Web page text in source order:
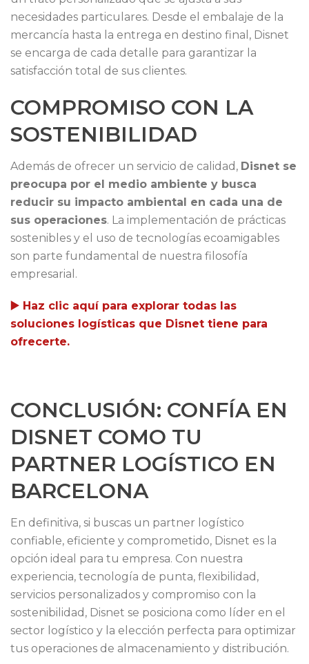
necesidades particulares. Desde el embalaje de la
mercancía hasta la entrega en destino final, Disnet
se encarga de cada detalle para garantizar la
satisfacción total de sus clientes.
COMPROMISO CON LA
SOSTENIBILIDAD
Además de ofrecer un servicio de calidad, Disnet se
preocupa por el medio ambiente y busca
reducir su impacto ambiental en cada una de
sus operaciones. La implementación de prácticas
sostenibles y el uso de tecnologías ecoamigables
son parte fundamental de nuestra filosofía
empresarial.
▶️ Haz clic aquí para explorar todas las
soluciones logísticas que Disnet tiene para
ofrecerte.
CONCLUSIÓN: CONFÍA EN
DISNET COMO TU
PARTNER LOGÍSTICO EN
BARCELONA
En definitiva, si buscas un partner logístico
confiable, eficiente y comprometido, Disnet es la
opción ideal para tu empresa. Con nuestra
experiencia, tecnología de punta, flexibilidad,
servicios personalizados y compromiso con la
sostenibilidad, Disnet se posiciona como líder en el
sector logístico y la elección perfecta para optimizar
tus operaciones de almacenamiento y distribución.